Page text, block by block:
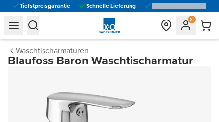
Tiefstpreisgarantie Schnelle Lieferung
general.navigation.toggle_menu.label
general.navigation.toggle_menu.label
Waschtischarmaturen
Blaufoss Baron Waschtischarmatur